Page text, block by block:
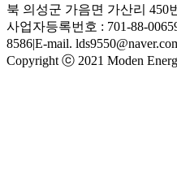
북 의성군 가음면 가산리 450
사업자등록번호 : 701-88-
8586|E-mail.
Copyright ⓒ 2021 Moden